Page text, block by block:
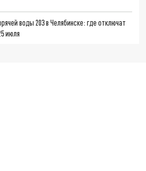
воды 203 в Челябинске: где отключат
июля